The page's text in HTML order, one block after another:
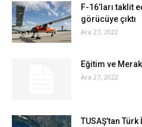
F-16’ları taklit
görücüye çıktı
Ara 27, 2022
Eğitim ve
Ara 27, 2022
TUSAŞ’tan